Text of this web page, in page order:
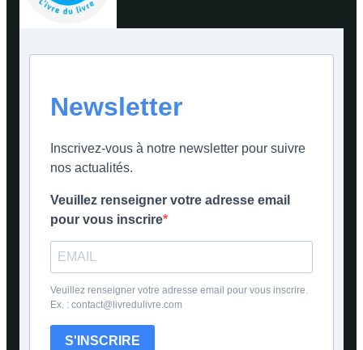
Newsletter
Inscrivez-vous à notre newsletter pour suivre
nos actualités.
Veuillez renseigner votre adresse email
pour vous inscrire
Veuillez renseigner votre adresse email pour vous inscrire.
Ex. : contact@livredulivre.com
S'INSCRIRE